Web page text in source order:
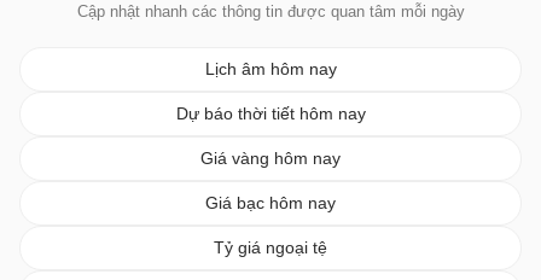
Cập nhật nhanh các thông tin được quan tâm mỗi ngày
Lịch âm hôm nay
Dự báo thời tiết hôm nay
Giá vàng hôm nay
Giá bạc hôm nay
Tỷ giá ngoại tệ